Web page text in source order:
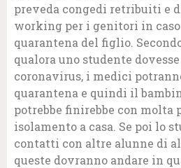
preveda congedi retribuiti e
working per i genitori in
quarantena del figlio.
qualora uno studente
coronavirus, i medici
quarantena e quindi il
potrebbe finirebbe con molta
isolamento a casa. Se poi lo
contatti con altre alunne di
queste dovranno andare in